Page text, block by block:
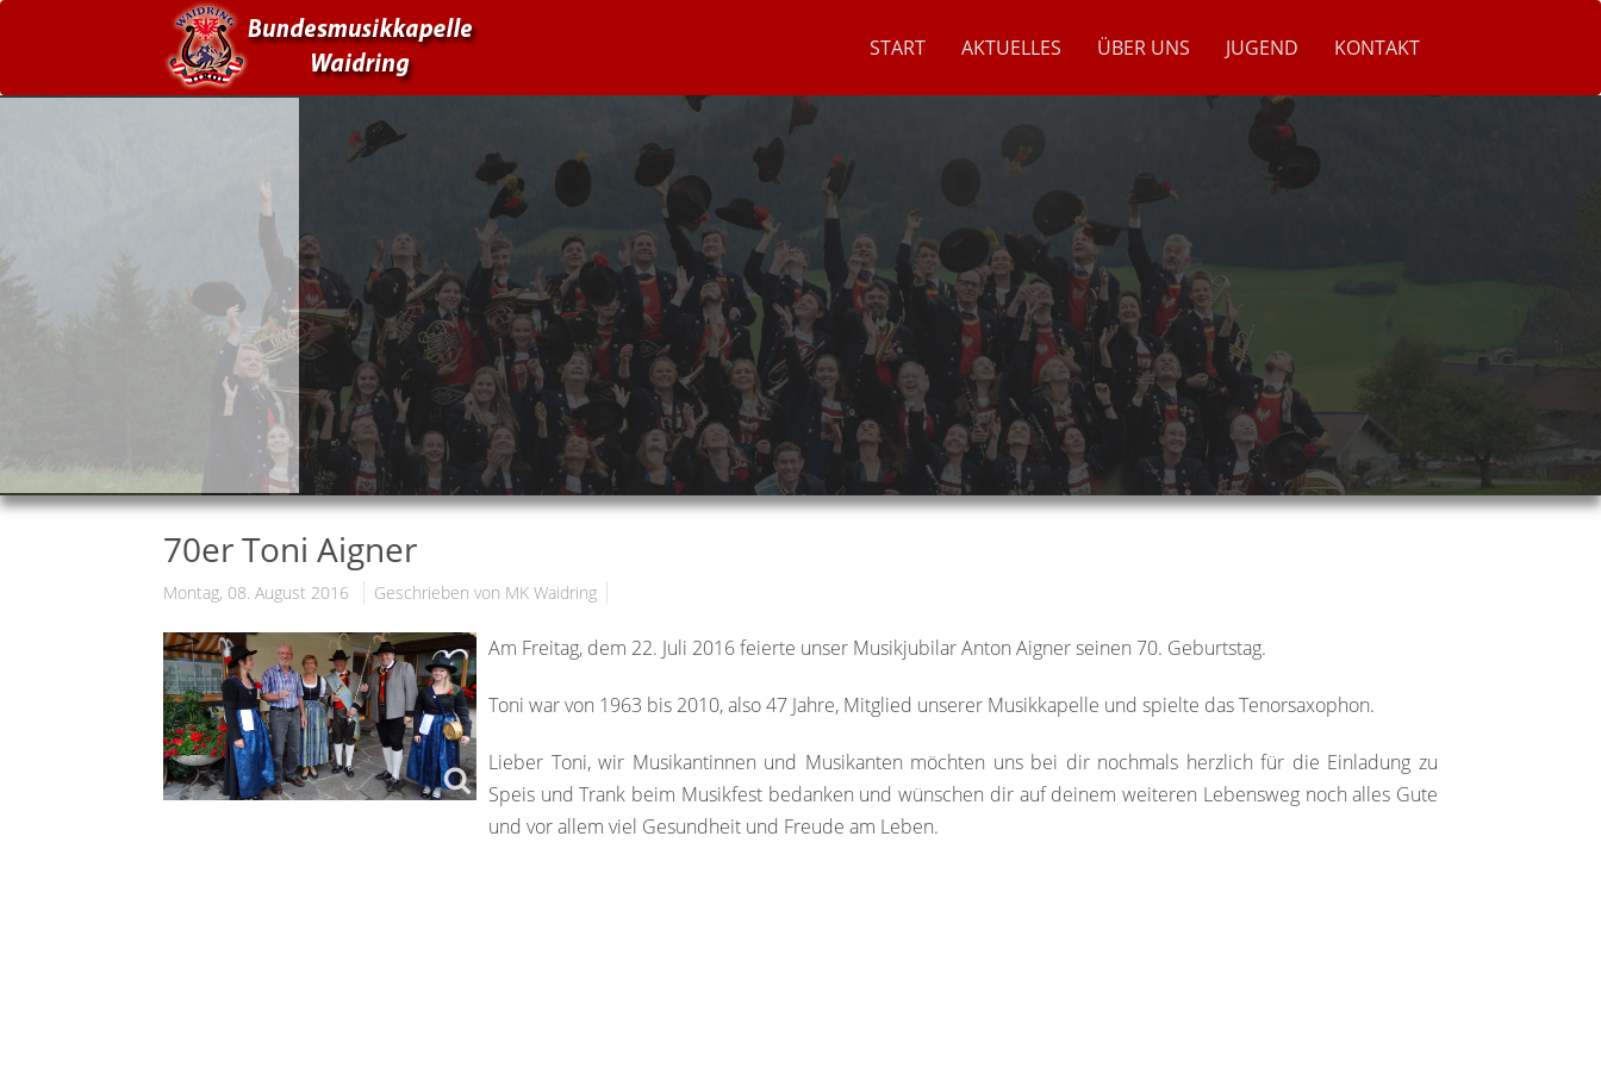
START AKTUELLES ÜBER UNS JUGEND KONTAKT
70er Toni Aigner
Montag, 08. August 2016 Geschrieben von MK Waidring
Am Freitag, dem 22. Juli 2016 feierte unser Musikjubilar Anton Aigner seinen 70. Geburtstag.
Toni war von 1963 bis 2010, also 47 Jahre, Mitglied unserer Musikkapelle und spielte das Tenorsaxophon.
Lieber Toni, wir Musikantinnen und Musikanten möchten uns bei dir nochmals herzlich für die Einladung zu
Speis und Trank beim Musikfest bedanken und wünschen dir auf deinem weiteren Lebensweg noch alles Gute
und vor allem viel Gesundheit und Freude am Leben.